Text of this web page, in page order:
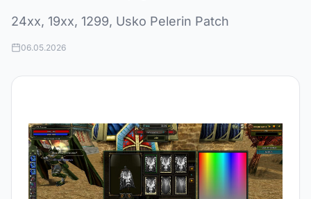
24xx, 19xx, 1299, Usko Pelerin Patch
06.05.2026